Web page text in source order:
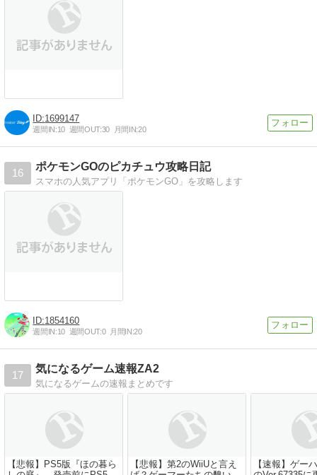
1699147
週間IN:10 週間OUT:30 月間IN:20
16
ポケモンGOのピカチュウ攻略日記
スマホの人気アプリ「ポケモンGO」を攻略します
1854160
週間IN:10 週間OUT:0 月間IN:20
17
気になるゲーム速報ZA2
気になるゲームの速報まとめです
【悲報】PS5版『ほの暮ら
【悲報】第2のWiiUと言え
【速報】ゲー